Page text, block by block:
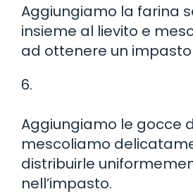
Aggiungiamo la farina
insieme al lievito e
ad ottenere un
6.
Aggiungiamo le gocce
mescoliamo
distribuirle
nell’impasto.